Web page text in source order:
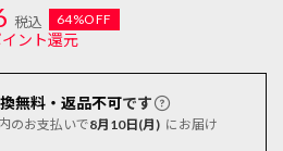
税込 64%OFF
ント還元
無料・返品不可です
のお支払いで8月10日(月) にお届け